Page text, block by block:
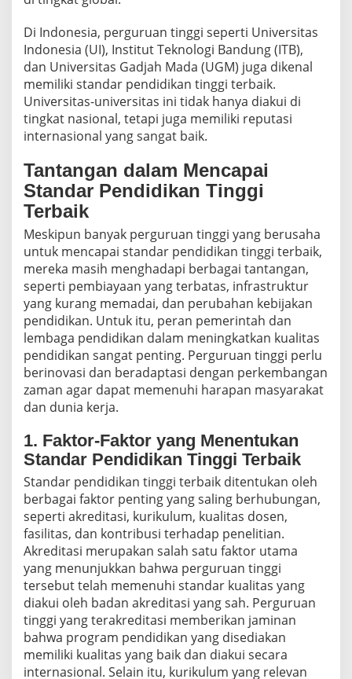
Di Indonesia, perguruan tinggi seperti Universitas
Indonesia (UI), Institut Teknologi Bandung (ITB),
dan Universitas Gadjah Mada (UGM) juga dikenal
memiliki standar pendidikan tinggi terbaik.
Universitas-universitas ini tidak hanya diakui di
tingkat nasional, tetapi juga memiliki reputasi
internasional yang sangat baik.
Tantangan dalam Mencapai
Standar Pendidikan Tinggi
Terbaik
Meskipun banyak perguruan tinggi yang berusaha
untuk mencapai standar pendidikan tinggi terbaik,
mereka masih menghadapi berbagai tantangan,
seperti pembiayaan yang terbatas, infrastruktur
yang kurang memadai, dan perubahan kebijakan
pendidikan. Untuk itu, peran pemerintah dan
lembaga pendidikan dalam meningkatkan kualitas
pendidikan sangat penting. Perguruan tinggi perlu
berinovasi dan beradaptasi dengan perkembangan
zaman agar dapat memenuhi harapan masyarakat
dan dunia kerja.
1. Faktor-Faktor yang Menentukan
Standar Pendidikan Tinggi Terbaik
Standar pendidikan tinggi terbaik ditentukan oleh
berbagai faktor penting yang saling berhubungan,
seperti akreditasi, kurikulum, kualitas dosen,
fasilitas, dan kontribusi terhadap penelitian.
Akreditasi merupakan salah satu faktor utama
yang menunjukkan bahwa perguruan tinggi
tersebut telah memenuhi standar kualitas yang
diakui oleh badan akreditasi yang sah. Perguruan
tinggi yang terakreditasi memberikan jaminan
bahwa program pendidikan yang disediakan
memiliki kualitas yang baik dan diakui secara
internasional. Selain itu, kurikulum yang relevan